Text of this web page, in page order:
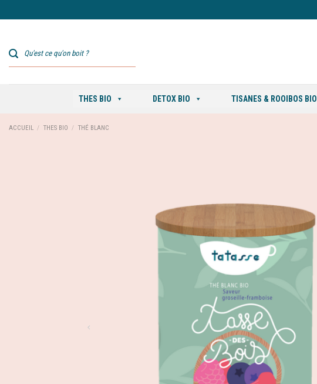
to
THES BIO DETOX BIO TISANES & ROOIBOS BIO
ACCUEIL / THES BIO / THÉ BLANC